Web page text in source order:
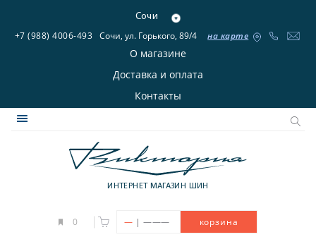
Сочи
+7 (988) 4006-493 Сочи, ул. Горького, 89/4 на карте
О магазине
Доставка и оплата
Контакты
ИНТЕРНЕТ МАГАЗИН ШИН
0 — | ——— корзина